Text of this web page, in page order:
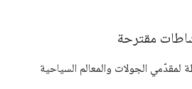
مقترحة
لمقدّمي الجولات والمعالم السياحية